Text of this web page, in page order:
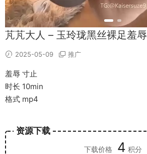
芃芃大人 – 玉玲珑黑丝裸足羞辱
2025-05-09 推广
羞辱 寸止
时长 10min
格式 mp4
资源下载
下载价格 4 积分